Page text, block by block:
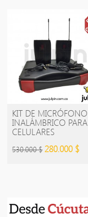
KIT DE MICRÓFONO
INALÁMBRICO PARA
CELULARES
530.000 $ 280.000 $